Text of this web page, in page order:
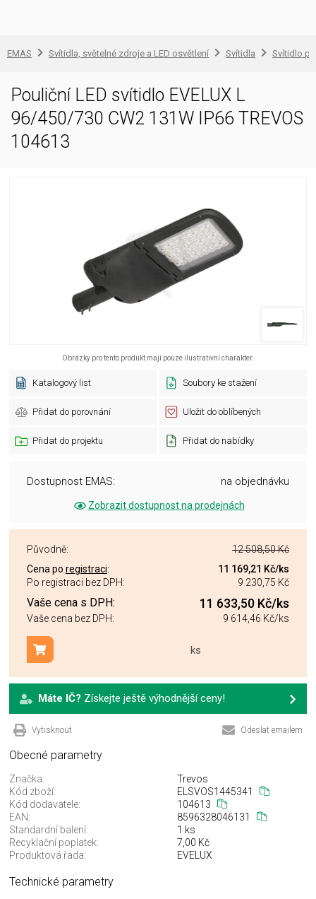
EMAS Svítidla, světelné zdroje a LED osvětlení Svítidla Svítidlo
Pouliční LED svítidlo EVELUX L
96/450/730 CW2 131W IP66 TREVOS
104613
Obrázky pro tento produkt mají pouze ilustrativní charakter.
Katalogový list Soubory ke stažení
Přidat do porovnání Uložit do oblíbených
Přidat do projektu Přidat do nabídky
Dostupnost EMAS: na objednávku
Zobrazit dostupnost na prodejnách
Původně:
12 508,50 Kč
Cena po registraci: 11 169,21 Kč/ks
Po registraci bez DPH:
9 230,75 Kč
Vaše cena s DPH: 11 633,50 Kč/ks
Vaše cena bez DPH: 9 614,46 Kč/ks
ks
Přidat do košíku
Máte IČ? Získejte ještě výhodnější ceny!
Vytisknout Odeslat emailem
Obecné parametry
Značka:
Trevos
Kód zboží:
ELSVOS1445341
Kód dodavatele:
104613
EAN:
8596328046131
Standardní balení:
1 ks
Recyklační poplatek:
7,00 Kč
Produktová řada:
EVELUX
Technické parametry